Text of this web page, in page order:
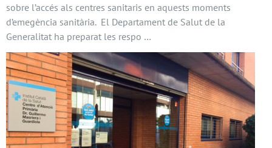
sobre l’accés als centres sanitaris en aquests moments
d’emegència sanitària. El Departament de Salut de la
Generalitat ha preparat les respo …